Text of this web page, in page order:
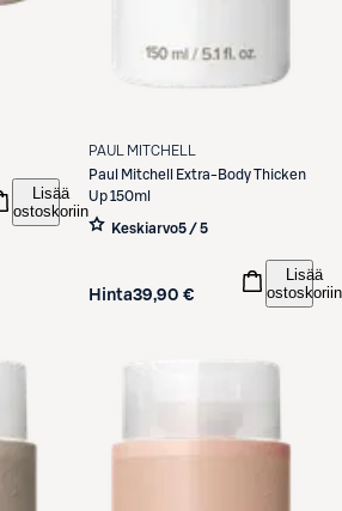
Lisää
ostoskoriin
PAUL MITCHELL
Paul Mitchell
Extra-Body Thicken
Up 150ml
Keskiarvo5 / 5
Hinta39,90 €
Lisää
ostoskoriin